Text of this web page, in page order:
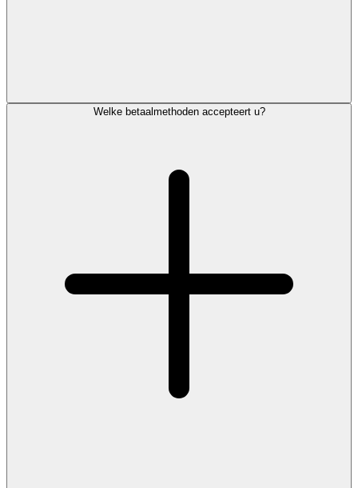
Welke betaalmethoden accepteert u?